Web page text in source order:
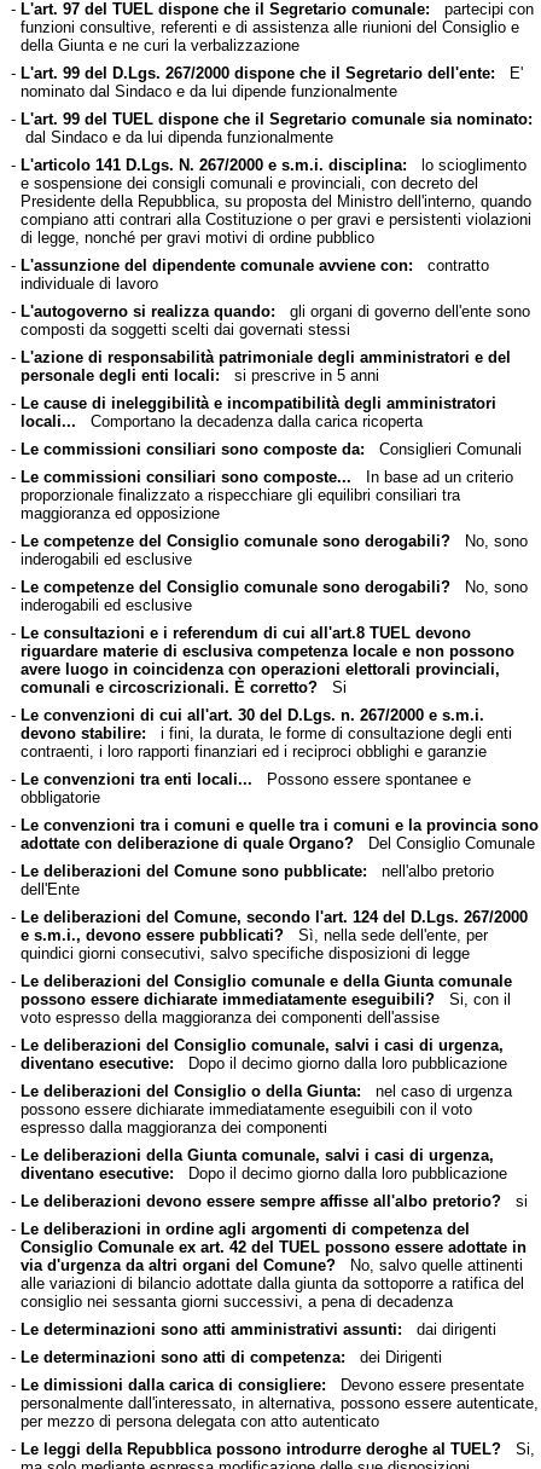
- L'art. 97 del TUEL dispone che il Segretario comunale: partecipi con
funzioni consultive, referenti e di assistenza alle riunioni del Consiglio e
della Giunta e ne curi la verbalizzazione
- L'art. 99 del D.Lgs. 267/2000 dispone che il Segretario dell'ente: E'
nominato dal Sindaco e da lui dipende funzionalmente
- L'art. 99 del TUEL dispone che il Segretario comunale sia nominato:
dal Sindaco e da lui dipenda funzionalmente
- L'articolo 141 D.Lgs. N. 267/2000 e s.m.i. disciplina: lo scioglimento
e sospensione dei consigli comunali e provinciali, con decreto del
Presidente della Repubblica, su proposta del Ministro dell'interno, quando
compiano atti contrari alla Costituzione o per gravi e persistenti violazioni
di legge, nonché per gravi motivi di ordine pubblico
- L'assunzione del dipendente comunale avviene con: contratto
individuale di lavoro
- L'autogoverno si realizza quando: gli organi di governo dell'ente sono
composti da soggetti scelti dai governati stessi
- L'azione di responsabilità patrimoniale degli amministratori e del
personale degli enti locali: si prescrive in 5 anni
- Le cause di ineleggibilità e incompatibilità degli amministratori
locali... Comportano la decadenza dalla carica ricoperta
- Le commissioni consiliari sono composte da: Consiglieri Comunali
- Le commissioni consiliari sono composte... In base ad un criterio
proporzionale finalizzato a rispecchiare gli equilibri consiliari tra
maggioranza ed opposizione
- Le competenze del Consiglio comunale sono derogabili?No, sono
inderogabili ed esclusive
- Le competenze del Consiglio comunale sono derogabili?No, sono
inderogabili ed esclusive
- Le consultazioni e i referendum di cui all'art.8 TUEL devono
riguardare materie di esclusiva competenza locale e non possono
avere luogo in coincidenza con operazioni elettorali provinciali,
comunali e circoscrizionali. È corretto?Si
- Le convenzioni di cui all'art. 30 del D.Lgs. n. 267/2000 e s.m.i.
devono stabilire: i fini, la durata, le forme di consultazione degli enti
contraenti, i loro rapporti finanziari ed i reciproci obblighi e garanzie
- Le convenzioni tra enti locali... Possono essere spontanee e
obbligatorie
- Le convenzioni tra i comuni e quelle tra i comuni e la provincia sono
adottate con deliberazione di quale Organo?Del Consiglio Comunale
- Le deliberazioni del Comune sono pubblicate: nell'albo pretorio
dell'Ente
- Le deliberazioni del Comune, secondo l'art. 124 del D.Lgs. 267/2000
e s.m.i., devono essere pubblicati?Sì, nella sede dell'ente, per
quindici giorni consecutivi, salvo specifiche disposizioni di legge
- Le deliberazioni del Consiglio comunale e della Giunta comunale
possono essere dichiarate immediatamente eseguibili?Si, con il
voto espresso della maggioranza dei componenti dell'assise
- Le deliberazioni del Consiglio comunale, salvi i casi di urgenza,
diventano esecutive: Dopo il decimo giorno dalla loro pubblicazione
- Le deliberazioni del Consiglio o della Giunta: nel caso di urgenza
possono essere dichiarate immediatamente eseguibili con il voto
espresso dalla maggioranza dei componenti
- Le deliberazioni della Giunta comunale, salvi i casi di urgenza,
diventano esecutive: Dopo il decimo giorno dalla loro pubblicazione
- Le deliberazioni devono essere sempre affisse all'albo pretorio?si
- Le deliberazioni in ordine agli argomenti di competenza del
Consiglio Comunale ex art. 42 del TUEL possono essere adottate in
via d'urgenza da altri organi del Comune?No, salvo quelle attinenti
alle variazioni di bilancio adottate dalla giunta da sottoporre a ratifica del
consiglio nei sessanta giorni successivi, a pena di decadenza
- Le determinazioni sono atti amministrativi assunti: dai dirigenti
- Le determinazioni sono atti di competenza: dei Dirigenti
- Le dimissioni dalla carica di consigliere: Devono essere presentate
personalmente dall'interessato, in alternativa, possono essere autenticate,
per mezzo di persona delegata con atto autenticato
- Le leggi della Repubblica possono introdurre deroghe al TUEL?Si,